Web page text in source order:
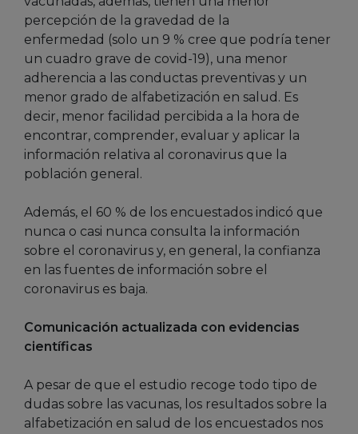
percepción de la gravedad de la
enfermedad (solo un 9 % cree que podría tener
un cuadro grave de covid-19), una menor
adherencia a las conductas preventivas y un
menor grado de alfabetización en salud. Es
decir, menor facilidad percibida a la hora de
encontrar, comprender, evaluar y aplicar la
información relativa al coronavirus que la
población general.
Además, el 60 % de los encuestados indicó que
nunca o casi nunca consulta la información
sobre el coronavirus y, en general, la confianza
en las fuentes de información sobre el
coronavirus es baja.
Comunicación actualizada con evidencias
científicas
A pesar de que el estudio recoge todo tipo de
dudas sobre las vacunas, los resultados sobre la
alfabetización en salud de los encuestados nos